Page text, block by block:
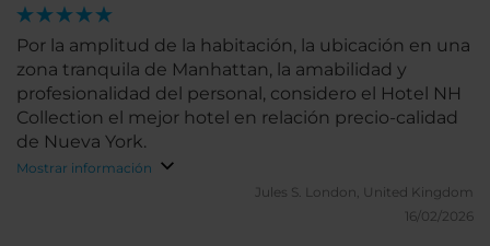
Por la amplitud de la habitación, la ubicación en una
zona tranquila de Manhattan, la amabilidad y
profesionalidad del personal, considero el Hotel NH
Collection el mejor hotel en relación precio-calidad
de Nueva York.
Mostrar información
Jules S.
London, United Kingdom
16/02/2026